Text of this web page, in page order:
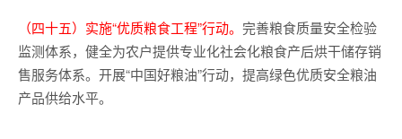
（四十五）实施“优质粮食工程”行动。 完善粮食质量安全检验
监测体系，健全为农户提供专业化社会化粮食产后烘干储存销
售服务体系。开展“中国好粮油”行动，提高绿色优质安全粮油
产品供给水平。